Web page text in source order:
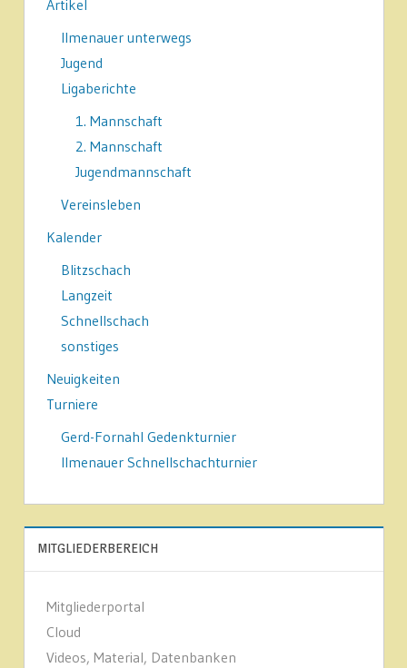
Artikel
Ilmenauer unterwegs
Jugend
Ligaberichte
1. Mannschaft
2. Mannschaft
Jugendmannschaft
Vereinsleben
Kalender
Blitzschach
Langzeit
Schnellschach
sonstiges
Neuigkeiten
Turniere
Gerd-Fornahl Gedenkturnier
Ilmenauer Schnellschachturnier
MITGLIEDERBEREICH
Mitgliederportal
Cloud
Videos, Material, Datenbanken